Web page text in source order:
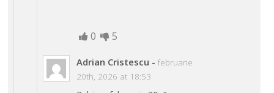
0 5
Adrian Cristescu - februarie
20th, 2026 at 18:53